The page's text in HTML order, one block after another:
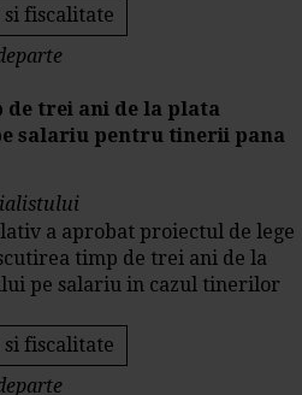
fiscalitate
de trei ani de la plata
salariu pentru tinerii pana
a aprobat proiectul de lege
timp de trei ani de la
pe salariu in cazul tinerilor
fiscalitate